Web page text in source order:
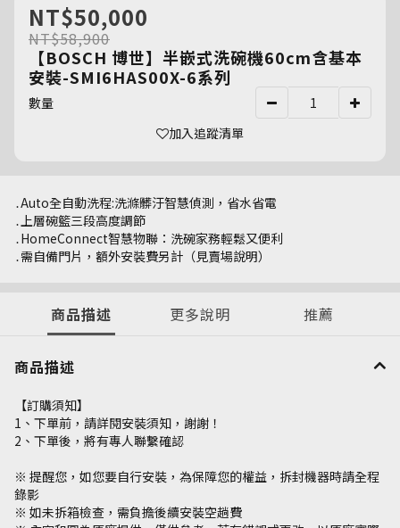
NT$50,000
NT$58,900
【BOSCH 博世】半嵌式洗碗機60cm含基本
安裝-SMI6HAS00X-6系列
數量
加入追蹤清單
․Auto全自動洗程:洗滌髒汙智慧偵測，省水省電
․上層碗籃三段高度調節
․HomeConnect智慧物聯：洗碗家務輕鬆又便利
․需自備門片，額外安裝費另計（見賣場說明）
商品描述 更多說明 推薦
商品描述
【訂購須知】
1、下單前，請詳閱安裝須知，謝謝！
2、下單後，將有專人聯繫確認
※ 提醒您，如您要自行安裝，為保障您的權益，拆封機器時請全程
錄影
※ 如未拆箱檢查，需負擔後續安裝空趟費